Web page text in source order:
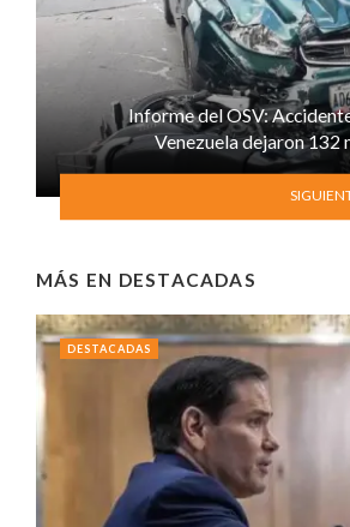
Informe del OSV:
Venezuela dejaron 132
MÁS EN DESTACADAS
DESTACADAS